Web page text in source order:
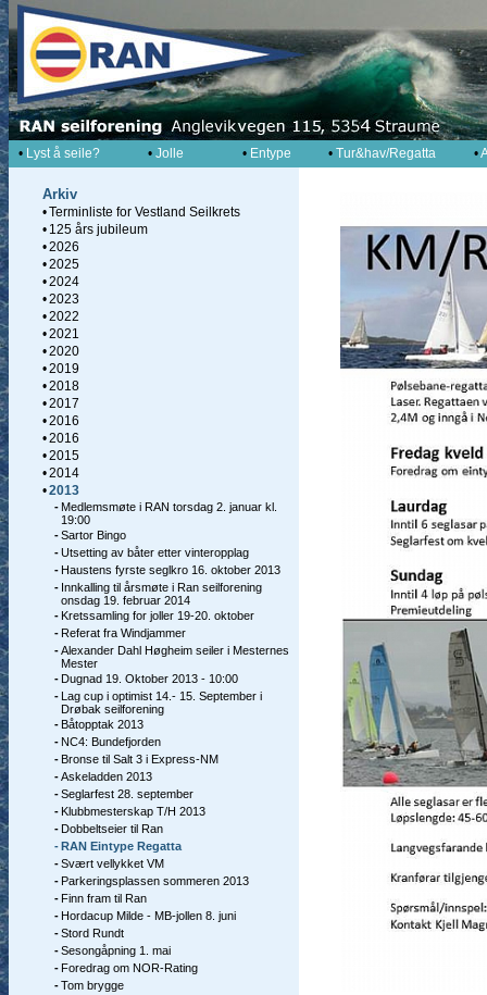
• Lyst å seile? • Jolle • Entype • Tur&hav/Regatta •
Arkiv
•Terminliste for Vestland Seilkrets
• 125 års jubileum
•2026
•2025
•2024
•2023
•2022
•2021
•2020
•2019
•2018
•2017
•2016
•2016
•2015
•2014
•2013
-Medlemsmøte i RAN torsdag 2. januar kl.
19:00
-Sartor Bingo
-Utsetting av båter etter vinteropplag
-Haustens fyrste seglkro 16. oktober 2013
- Innkalling til årsmøte i Ran seilforening
onsdag 19. februar 2014
-Kretssamling for joller 19-20. oktober
-Referat fra Windjammer
-Alexander Dahl Høgheim seiler i Mesternes
Mester
-Dugnad 19. Oktober 2013 - 10:00
-Lag cup i optimist 14.- 15. September i
Drøbak seilforening
-Båtopptak 2013
-NC4: Bundefjorden
-Bronse til Salt 3 i Express-NM
-Askeladden 2013
-Seglarfest 28. september
-Klubbmesterskap T/H 2013
-Dobbeltseier til Ran
-RAN Eintype Regatta
-Svært vellykket VM
-Parkeringsplassen sommeren 2013
-Finn fram til Ran
-Hordacup Milde - MB-jollen 8. juni
-Stord Rundt
-Sesongåpning 1. mai
-Foredrag om NOR-Rating
-Tom brygge